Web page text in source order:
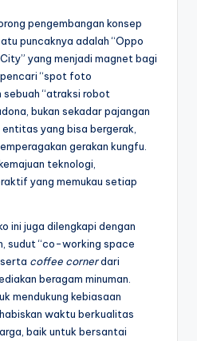
pengembangan konsep
puncaknya adalah “Oppo
yang menjadi magnet bagi
“spot foto
sebuah “atraksi robot
bukan sekadar pajangan
yang bisa bergerak,
gerakan kungfu.
teknologi,
yang memukau setiap
ini juga dilengkapi dengan
sudut “co-working space
coffee cornerdari
beragam minuman.
mendukung kebiasaan
waktu berkualitas
baik untuk bersantai